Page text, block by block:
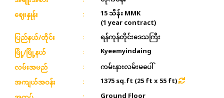
ဈေးနှုန်း
15 သိန်း MMK
(1 year contract)
ပြည်နယ်/တိုင်း
ရန်ကုန်တိုင်းဒေသကြီး
မြို့/မြို့နယ်
Kyeemyindaing
လမ်းအမည်
ကမ်းနားလမ်းမပေါ်
အကျယ်အဝန်း
1375 sq.ft (25 ft x 55 ft)